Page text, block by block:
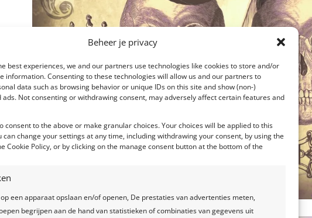
Beheer je privacy
best experiences, we and our partners use technologies like cookies to store and/or
information. Consenting to these technologies will allow us and our partners to
data such as browsing behavior or unique IDs on this site and show (non-)
ads. Not consenting or withdrawing consent, may adversely affect certain features and
consent to the above or make granular choices. Your choices will be applied to this
can change your settings at any time, including withdrawing your consent, by using the
Cookie Policy, or by clicking on the manage consent button at the bottom of the
een apparaat opslaan en/of openen, De prestaties van advertenties meten,
begrijpen aan de hand van statistieken of combinaties van gegevens uit